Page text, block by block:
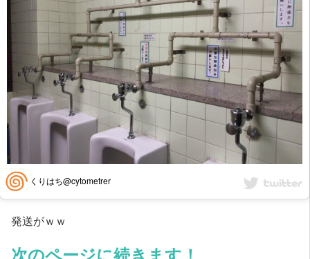
くりはち@cytometrer
発送がｗｗ
次のページに続きます！